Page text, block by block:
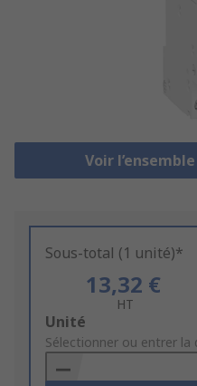
Voir
Sous-total (1 unité)*
13,32 €
HT
Add
to
Basket
Unité
Sélectionner ou entrer la